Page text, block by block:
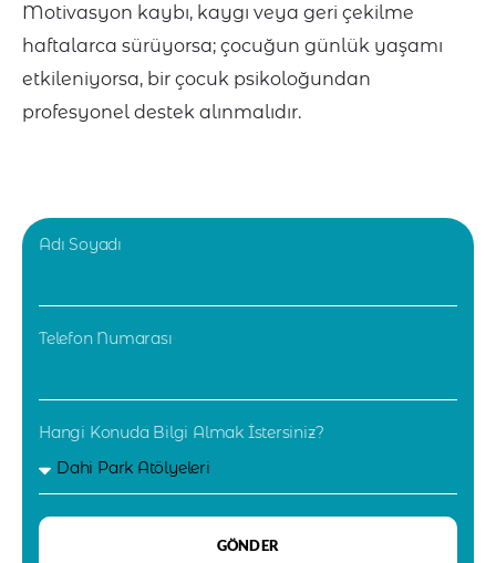
Motivasyon kaybı, kaygı veya geri çekilme
haftalarca sürüyorsa; çocuğun günlük yaşamı
etkileniyorsa, bir çocuk psikoloğundan
profesyonel destek alınmalıdır.
Adı Soyadı
Telefon Numarası
Hangi Konuda Bilgi Almak İstersiniz?
GÖNDER